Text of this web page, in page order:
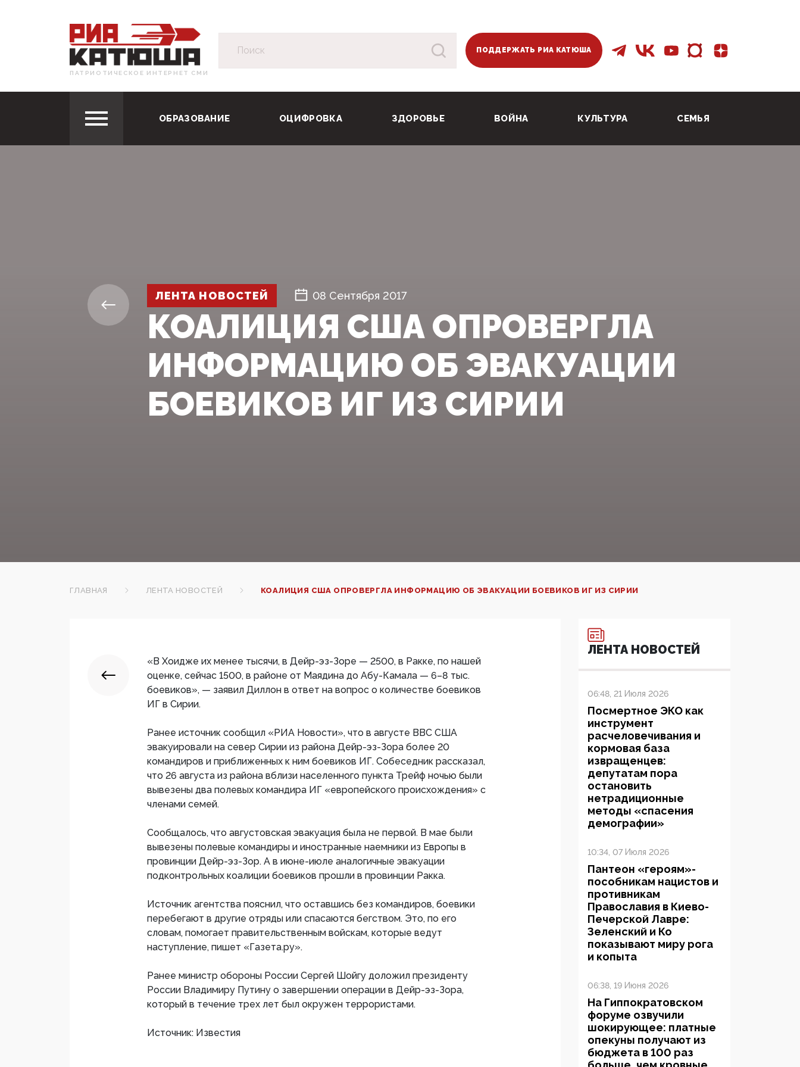
ПАТРИОТИЧЕСКОЕ ИНТЕРНЕТ СМИ
ПОДДЕРЖАТЬ РИА КАТЮША
ОБРАЗОВАНИЕ ОЦИФРОВКА ЗДОРОВЬЕ ВОЙНА КУЛЬТУРА СЕМЬЯ
ЛЕНТА НОВОСТЕЙ 08 Сентября 2017
КОАЛИЦИЯ США ОПРОВЕРГЛА
ИНФОРМАЦИЮ ОБ ЭВАКУАЦИИ
БОЕВИКОВ ИГ ИЗ СИРИИ
ГЛАВНАЯ ЛЕНТА НОВОСТЕЙ КОАЛИЦИЯ США ОПРОВЕРГЛА ИНФОРМАЦИЮ ОБ ЭВАКУАЦИИ БОЕВИКОВ ИГ ИЗ СИРИИ
«В Хоидже их менее тысячи, в Дейр-эз-Зоре — 2500, в Ракке, по нашей
оценке, сейчас 1500, в районе от Маядина до Абу-Камала — 6–8 тыс.
боевиков», — заявил Диллон в ответ на вопрос о количестве боевиков
ИГ в Сирии.
Ранее источник сообщил «РИА Новости», что в августе ВВС США
эвакуировали на север Сирии из района Дейр-эз-Зора более 20
командиров и приближенных к ним боевиков ИГ. Собеседник рассказал,
что 26 августа из района вблизи населенного пункта Трейф ночью были
вывезены два полевых командира ИГ «европейского происхождения» с
членами семей.
Сообщалось, что августовская эвакуация была не первой. В мае были
вывезены полевые командиры и иностранные наемники из Европы в
провинции Дейр-эз-Зор. А в июне-июле аналогичные эвакуации
подконтрольных коалиции боевиков прошли в провинции Ракка.
Источник агентства пояснил, что оставшись без командиров, боевики
перебегают в другие отряды или спасаются бегством. Это, по его
словам, помогает правительственным войскам, которые ведут
наступление, пишет «Газета.ру».
Ранее министр обороны России Сергей Шойгу доложил президенту
России Владимиру Путину о завершении операции в Дейр-эз-Зора,
который в течение трех лет был окружен террористами.
Источник: Известия
ЛЕНТА НОВОСТЕЙ
06:48, 21 Июля 2026
Посмертное ЭКО как
инструмент
расчеловечивания и
кормовая база
извращенцев:
депутатам пора
остановить
нетрадиционные
методы «спасения
демографии»
10:34, 07 Июля 2026
Пантеон «героям»-
пособникам нацистов и
противникам
Православия в Киево-
Печерской Лавре:
Зеленский и Ко
показывают миру рога
и копыта
06:38, 19 Июня 2026
На Гиппократовском
форуме озвучили
шокирующее: платные
опекуны получают из
бюджета в 100 раз